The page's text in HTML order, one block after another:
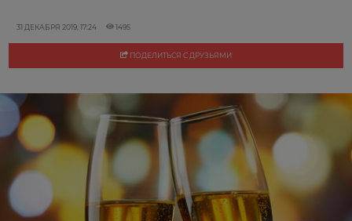
31 ДЕКАБРЯ 2019, 17:24 1495
ПОДЕЛИТЬСЯ С ДРУЗЬЯМИ